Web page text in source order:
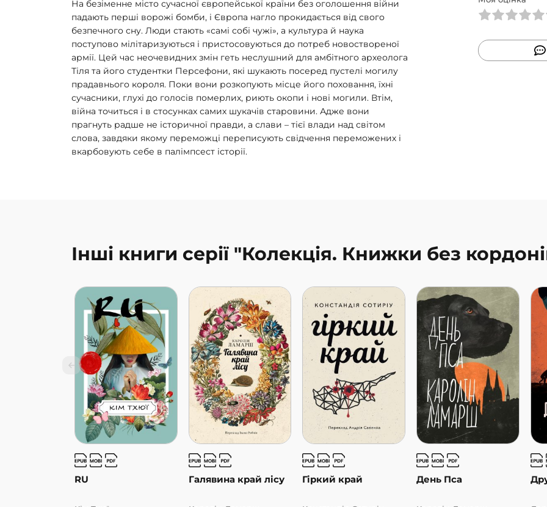
На безіменне місто сучасної європейської країни без оголошення війни
падають перші ворожі бомби, і Європа нагло прокидається від свого
безпечного сну. Люди стають «самі собі чужі», а культура й наука
поступово мілітаризуються і пристосовуються до потреб новоствореної
армії. Цей час неочевидних змін геть неслушний для амбітного археолога
Тіля та його студентки Персефони, які шукають посеред пустелі могилу
прадавнього короля. Поки вони розкопують місце його поховання, їхні
сучасники, глухі до голосів померлих, риють окопи і нові могили. Втім,
війна точиться і в стосунках самих шукачів старовини. Адже вони
прагнуть радше не історичної правди, а слави – тієї влади над світом
слова, завдяки якому переможці переписують свідчення переможених і
вкарбовують себе в палімпсест історії.
Інші книги серії "Колекція. Книжки без
RU Галявина край лісу Гіркий край День Пса